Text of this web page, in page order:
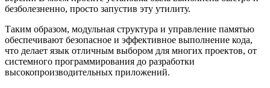
безболезненно, просто запустив эту утилиту.
Таким образом, модульная структура и управление памятью
обеспечивают безопасное и эффективное выполнение кода,
что делает язык отличным выбором для многих проектов, от
системного программирования до разработки
высокопроизводительных приложений.